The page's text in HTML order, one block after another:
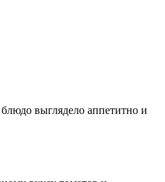
выглядело аппетитно и